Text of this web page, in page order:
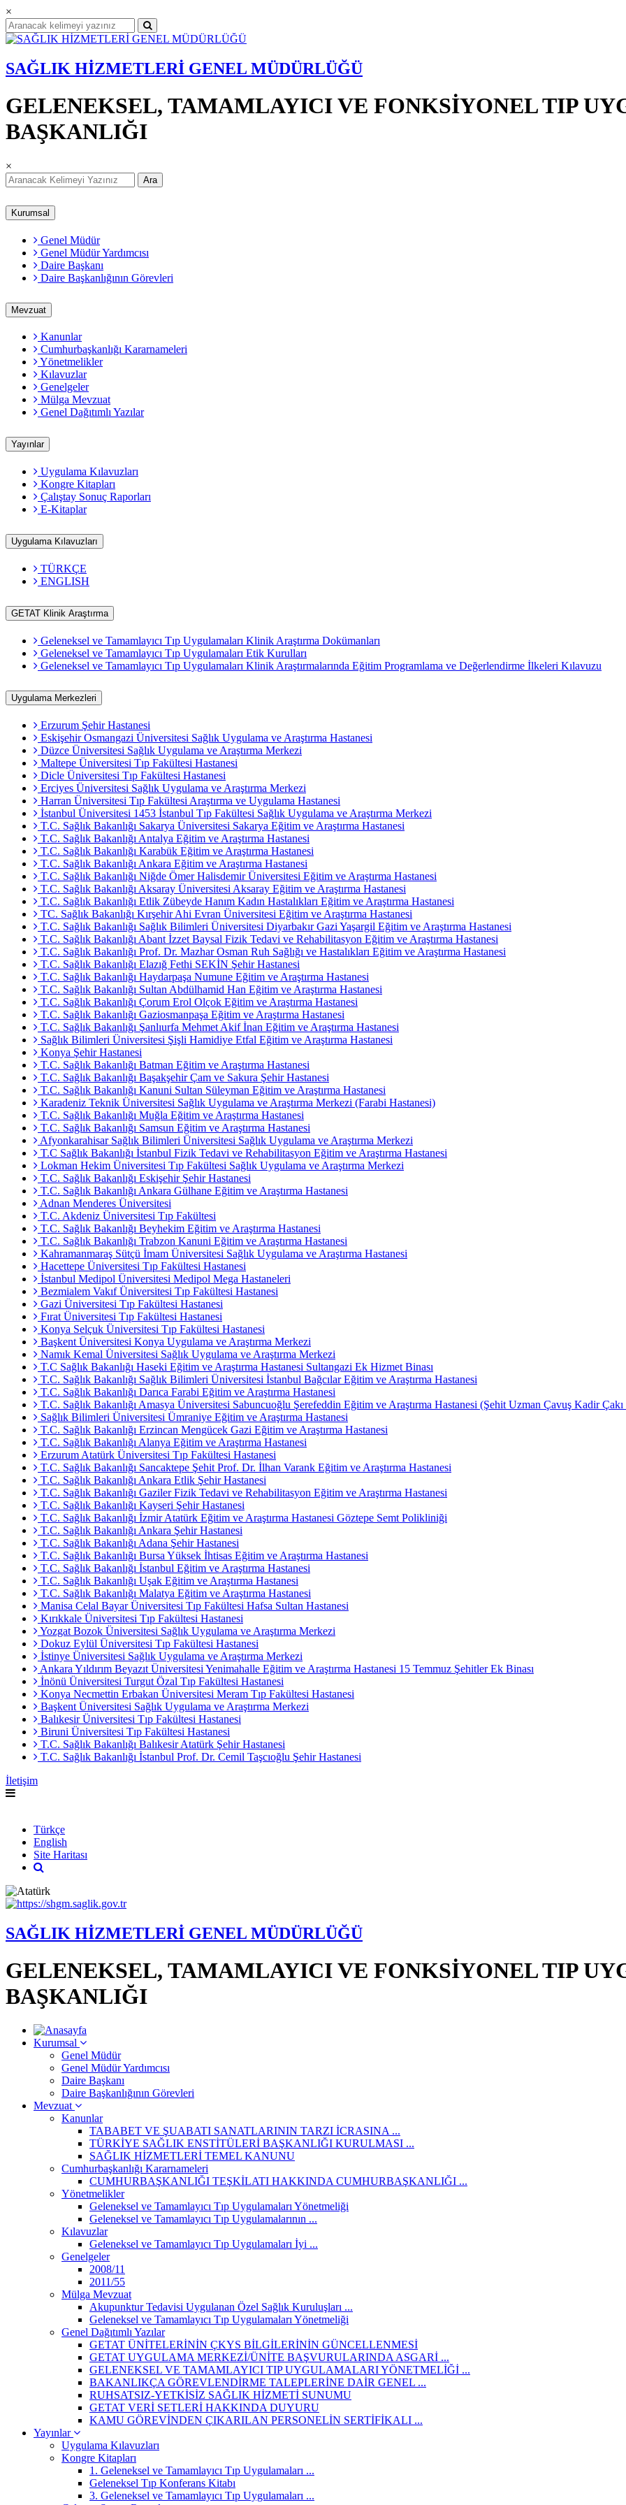
×
SAĞLIK HİZMETLERİ GENEL MÜDÜRLÜĞÜ
GELENEKSEL, TAMAMLAYICI VE FONKSİYONEL TIP
BAŞKANLIĞI
×
Ara
Kurumsal
Genel Müdür
Genel Müdür Yardımcısı
Daire Başkanı
Daire Başkanlığının Görevleri
Mevzuat
Kanunlar
Cumhurbaşkanlığı Kararnameleri
Yönetmelikler
Kılavuzlar
Genelgeler
Mülga Mevzuat
Genel Dağıtımlı Yazılar
Yayınlar
Uygulama Kılavuzları
Kongre Kitapları
Çalıştay Sonuç Raporları
E-Kitaplar
Uygulama Kılavuzları
TÜRKÇE
ENGLISH
GETAT Klinik Araştırma
Geleneksel ve Tamamlayıcı Tıp Uygulamaları Klinik Araştırma Dokümanları
Geleneksel ve Tamamlayıcı Tıp Uygulamaları Etik Kurulları
Geleneksel ve Tamamlayıcı Tıp Uygulamaları Klinik Araştırmalarında Eğitim Programlama ve Değerlendirme İlkeleri Kılavuzu
Uygulama Merkezleri
Erzurum Şehir Hastanesi
Eskişehir Osmangazi Üniversitesi Sağlık Uygulama ve Araştırma Hastanesi
Düzce Üniversitesi Sağlık Uygulama ve Araştırma Merkezi
Maltepe Üniversitesi Tıp Fakültesi Hastanesi
Dicle Üniversitesi Tıp Fakültesi Hastanesi
Erciyes Üniversitesi Sağlık Uygulama ve Araştırma Merkezi
Harran Üniversitesi Tıp Fakültesi Araştırma ve Uygulama Hastanesi
İstanbul Üniversitesi 1453 İstanbul Tıp Fakültesi Sağlık Uygulama ve Araştırma Merkezi
T.C. Sağlık Bakanlığı Sakarya Üniversitesi Sakarya Eğitim ve Araştırma Hastanesi
T.C. Sağlık Bakanlığı Antalya Eğitim ve Araştırma Hastanesi
T.C. Sağlık Bakanlığı Karabük Eğitim ve Araştırma Hastanesi
T.C. Sağlık Bakanlığı Ankara Eğitim ve Araştırma Hastanesi
T.C. Sağlık Bakanlığı Niğde Ömer Halisdemir Üniversitesi Eğitim ve Araştırma Hastanesi
T.C. Sağlık Bakanlığı Aksaray Üniversitesi Aksaray Eğitim ve Araştırma Hastanesi
T.C. Sağlık Bakanlığı Etlik Zübeyde Hanım Kadın Hastalıkları Eğitim ve Araştırma Hastanesi
TC. Sağlık Bakanlığı Kırşehir Ahi Evran Üniversitesi Eğitim ve Araştırma Hastanesi
T.C. Sağlık Bakanlığı Sağlık Bilimleri Üniversitesi Diyarbakır Gazi Yaşargil Eğitim ve Araştırma Hastanesi
T.C. Sağlık Bakanlığı Abant İzzet Baysal Fizik Tedavi ve Rehabilitasyon Eğitim ve Araştırma Hastanesi
T.C. Sağlık Bakanlığı Prof. Dr. Mazhar Osman Ruh Sağlığı ve Hastalıkları Eğitim ve Araştırma Hastanesi
T.C. Sağlık Bakanlığı Elazığ Fethi SEKİN Şehir Hastanesi
T.C. Sağlık Bakanlığı Haydarpaşa Numune Eğitim ve Araştırma Hastanesi
T.C. Sağlık Bakanlığı Sultan Abdülhamid Han Eğitim ve Araştırma Hastanesi
T.C. Sağlık Bakanlığı Çorum Erol Olçok Eğitim ve Araştırma Hastanesi
T.C. Sağlık Bakanlığı Gaziosmanpaşa Eğitim ve Araştırma Hastanesi
T.C. Sağlık Bakanlığı Şanlıurfa Mehmet Akif İnan Eğitim ve Araştırma Hastanesi
Sağlık Bilimleri Üniversitesi Şişli Hamidiye Etfal Eğitim ve Araştırma Hastanesi
Konya Şehir Hastanesi
T.C. Sağlık Bakanlığı Batman Eğitim ve Araştırma Hastanesi
T.C. Sağlık Bakanlığı Başakşehir Çam ve Sakura Şehir Hastanesi
T.C. Sağlık Bakanlığı Kanuni Sultan Süleyman Eğitim ve Araştırma Hastanesi
Karadeniz Teknik Üniversitesi Sağlık Uygulama ve Araştırma Merkezi (Farabi Hastanesi)
T.C. Sağlık Bakanlığı Muğla Eğitim ve Araştırma Hastanesi
T.C. Sağlık Bakanlığı Samsun Eğitim ve Araştırma Hastanesi
Afyonkarahisar Sağlık Bilimleri Üniversitesi Sağlık Uygulama ve Araştırma Merkezi
T.C Sağlık Bakanlığı İstanbul Fizik Tedavi ve Rehabilitasyon Eğitim ve Araştırma Hastanesi
Lokman Hekim Üniversitesi Tıp Fakültesi Sağlık Uygulama ve Araştırma Merkezi
T.C. Sağlık Bakanlığı Eskişehir Şehir Hastanesi
T.C. Sağlık Bakanlığı Ankara Gülhane Eğitim ve Araştırma Hastanesi
Adnan Menderes Üniversitesi
T.C. Akdeniz Üniversitesi Tıp Fakültesi
T.C. Sağlık Bakanlığı Beyhekim Eğitim ve Araştırma Hastanesi
T.C. Sağlık Bakanlığı Trabzon Kanuni Eğitim ve Araştırma Hastanesi
Kahramanmaraş Sütçü İmam Üniversitesi Sağlık Uygulama ve Araştırma Hastanesi
Hacettepe Üniversitesi Tıp Fakültesi Hastanesi
İstanbul Medipol Üniversitesi Medipol Mega Hastaneleri
Bezmialem Vakıf Üniversitesi Tıp Fakültesi Hastanesi
Gazi Üniversitesi Tıp Fakültesi Hastanesi
Fırat Üniversitesi Tıp Fakültesi Hastanesi
Konya Selçuk Üniversitesi Tıp Fakültesi Hastanesi
Başkent Üniversitesi Konya Uygulama ve Araştırma Merkezi
Namık Kemal Üniversitesi Sağlık Uygulama ve Araştırma Merkezi
T.C Sağlık Bakanlığı Haseki Eğitim ve Araştırma Hastanesi Sultangazi Ek Hizmet Binası
T.C. Sağlık Bakanlığı Sağlık Bilimleri Üniversitesi İstanbul Bağcılar Eğitim ve Araştırma Hastanesi
T.C. Sağlık Bakanlığı Darıca Farabi Eğitim ve Araştırma Hastanesi
T.C. Sağlık Bakanlığı Amasya Üniversitesi Sabuncuoğlu Şerefeddin Eğitim ve Araştırma Hastanesi (Şehit Uzman Çavuş Kadir
Sağlık Bilimleri Üniversitesi Ümraniye Eğitim ve Araştırma Hastanesi
T.C. Sağlık Bakanlığı Erzincan Mengücek Gazi Eğitim ve Araştırma Hastanesi
T.C. Sağlık Bakanlığı Alanya Eğitim ve Araştırma Hastanesi
Erzurum Atatürk Üniversitesi Tıp Fakültesi Hastanesi
T.C. Sağlık Bakanlığı Sancaktepe Şehit Prof. Dr. İlhan Varank Eğitim ve Araştırma Hastanesi
T.C. Sağlık Bakanlığı Ankara Etlik Şehir Hastanesi
T.C. Sağlık Bakanlığı Gaziler Fizik Tedavi ve Rehabilitasyon Eğitim ve Araştırma Hastanesi
T.C. Sağlık Bakanlığı Kayseri Şehir Hastanesi
T.C. Sağlık Bakanlığı İzmir Atatürk Eğitim ve Araştırma Hastanesi Göztepe Semt Polikliniği
T.C. Sağlık Bakanlığı Ankara Şehir Hastanesi
T.C. Sağlık Bakanlığı Adana Şehir Hastanesi
T.C. Sağlık Bakanlığı Bursa Yüksek İhtisas Eğitim ve Araştırma Hastanesi
T.C. Sağlık Bakanlığı İstanbul Eğitim ve Araştırma Hastanesi
T.C. Sağlık Bakanlığı Uşak Eğitim ve Araştırma Hastanesi
T.C. Sağlık Bakanlığı Malatya Eğitim ve Araştırma Hastanesi
Manisa Celal Bayar Üniversitesi Tıp Fakültesi Hafsa Sultan Hastanesi
Kırıkkale Üniversitesi Tıp Fakültesi Hastanesi
Yozgat Bozok Üniversitesi Sağlık Uygulama ve Araştırma Merkezi
Dokuz Eylül Üniversitesi Tıp Fakültesi Hastanesi
İstinye Üniversitesi Sağlık Uygulama ve Araştırma Merkezi
Ankara Yıldırım Beyazıt Üniversitesi Yenimahalle Eğitim ve Araştırma Hastanesi 15 Temmuz Şehitler Ek Binası
İnönü Üniversitesi Turgut Özal Tıp Fakültesi Hastanesi
Konya Necmettin Erbakan Üniversitesi Meram Tıp Fakültesi Hastanesi
Başkent Üniversitesi Sağlık Uygulama ve Araştırma Merkezi
Balıkesir Üniversitesi Tıp Fakültesi Hastanesi
Biruni Üniversitesi Tıp Fakültesi Hastanesi
T.C. Sağlık Bakanlığı Balıkesir Atatürk Şehir Hastanesi
T.C. Sağlık Bakanlığı İstanbul Prof. Dr. Cemil Taşcıoğlu Şehir Hastanesi
İletişim
Türkçe
English
Site Haritası
SAĞLIK HİZMETLERİ GENEL MÜDÜRLÜĞÜ
GELENEKSEL, TAMAMLAYICI VE FONKSİYONEL TIP
BAŞKANLIĞI
Kurumsal
Genel Müdür
Genel Müdür Yardımcısı
Daire Başkanı
Daire Başkanlığının Görevleri
Mevzuat
Kanunlar
TABABET VE ŞUABATI SANATLARININ TARZI İCRASINA ...
TÜRKİYE SAĞLIK ENSTİTÜLERİ BAŞKANLIĞI KURULMASI ...
SAĞLIK HİZMETLERİ TEMEL KANUNU
Cumhurbaşkanlığı Kararnameleri
CUMHURBAŞKANLIĞI TEŞKİLATI HAKKINDA CUMHURBAŞKANLIĞI ...
Yönetmelikler
Geleneksel ve Tamamlayıcı Tıp Uygulamaları Yönetmeliği
Geleneksel ve Tamamlayıcı Tıp Uygulamalarının ...
Kılavuzlar
Geleneksel ve Tamamlayıcı Tıp Uygulamaları İyi ...
Genelgeler
2008/11
2011/55
Mülga Mevzuat
Akupunktur Tedavisi Uygulanan Özel Sağlık Kuruluşları ...
Geleneksel ve Tamamlayıcı Tıp Uygulamaları Yönetmeliği
Genel Dağıtımlı Yazılar
GETAT ÜNİTELERİNİN ÇKYS BİLGİLERİNİN GÜNCELLENMESİ
GETAT UYGULAMA MERKEZİ/ÜNİTE BAŞVURULARINDA ASGARİ ...
GELENEKSEL VE TAMAMLAYICI TIP UYGULAMALARI YÖNETMELİĞİ ...
BAKANLIKÇA GÖREVLENDİRME TALEPLERİNE DAİR GENEL ...
RUHSATSIZ-YETKİSİZ SAĞLIK HİZMETİ SUNUMU
GETAT VERİ SETLERİ HAKKINDA DUYURU
KAMU GÖREVİNDEN ÇIKARILAN PERSONELİN SERTİFİKALI ...
Yayınlar
Uygulama Kılavuzları
Kongre Kitapları
1. Geleneksel ve Tamamlayıcı Tıp Uygulamaları ...
Geleneksel Tıp Konferans Kitabı
3. Geleneksel ve Tamamlayıcı Tıp Uygulamaları ...